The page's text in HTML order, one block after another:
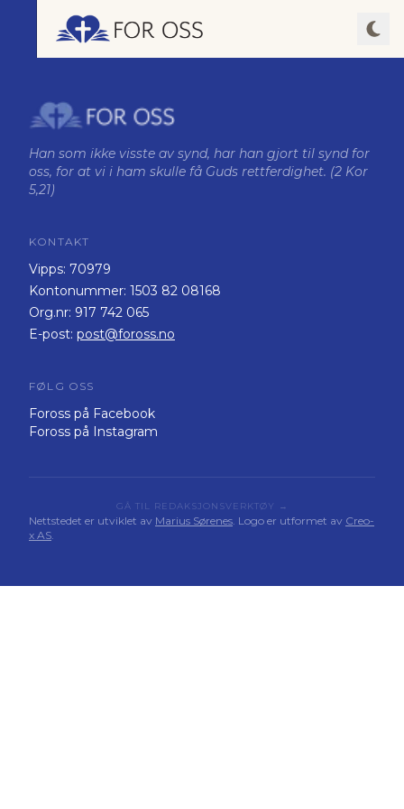
Han som ikke visste av synd, har han gjort til synd for
oss, for at vi i ham skulle få Guds rettferdighet. (2 Kor
5,21)
KONTAKT
Vipps: 70979
Kontonummer: 1503 82 08168
Org.nr: 917 742 065
E-post: post@foross.no
FØLG OSS
Foross på Facebook
Foross på Instagram
GÅ TIL REDAKSJONSVERKTØY →
Nettstedet er utviklet av Marius Sørenes. Logo er utformet av Creo-
x AS.